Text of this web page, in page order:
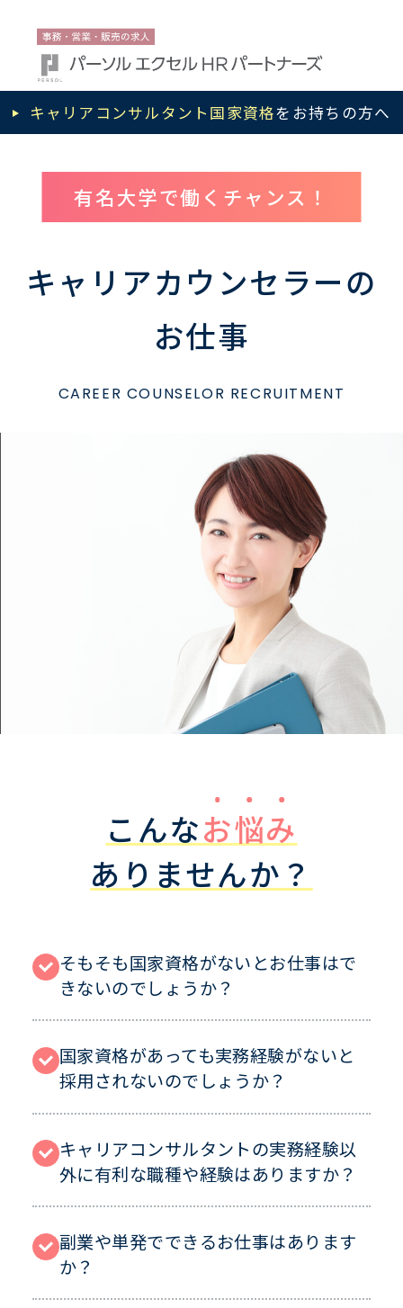
キャリアコンサルタント国家資格をお持ちの方へ
有名大学で働くチャンス！
キャリアカウンセラーの
お仕事
CAREER COUNSELOR RECRUITMENT
こんなお悩み
ありませんか？
そもそも国家資格がないとお仕事はで
きないのでしょうか？
国家資格があっても実務経験がないと
採用されないのでしょうか？
キャリアコンサルタントの実務経験以
外に有利な職種や経験はありますか？
副業や単発でできるお仕事はあります
か？